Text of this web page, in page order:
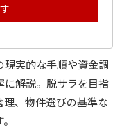
実的な手順や資金調
に解説。脱サラを目指
理、物件選びの基準な